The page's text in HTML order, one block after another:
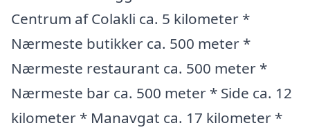
Centrum af Colakli ca. 5 kilometer *
Nærmeste butikker ca. 500 meter *
Nærmeste restaurant ca. 500 meter *
Nærmeste bar ca. 500 meter * Side ca. 12
kilometer * Manavgat ca. 17 kilometer *